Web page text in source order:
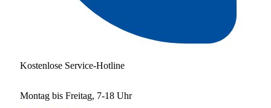
Kostenlose Service-Hotline
Montag bis Freitag, 7-18 Uhr